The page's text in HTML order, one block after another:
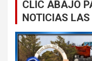
CLIC ABAJO
NOTICIAS LAS